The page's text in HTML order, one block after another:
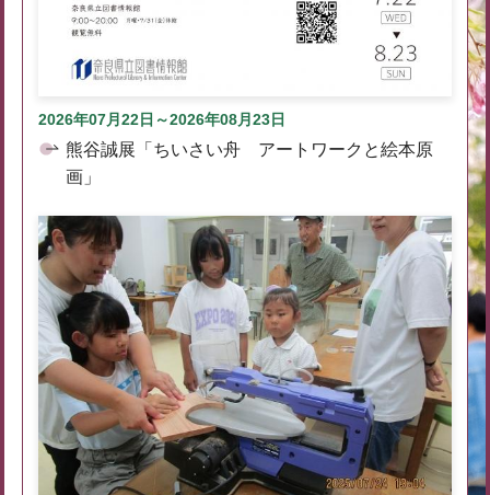
2026年07月22日～2026年08月23日
熊谷誠展「ちいさい舟 アートワークと絵本原
画」